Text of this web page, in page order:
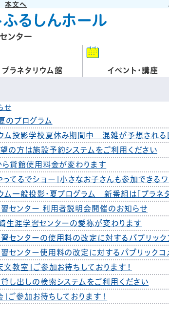
本文へ
プラネタリウム館 イベント・講座
せ
プログラム
ム投影学校夏休み期間中 混雑が予想される
の方は施設予約システムをご利用ください
貸館使用料金が変わります
ってるでショー」小さなお子さんも参加できる
ム一般投影・夏プログラム 新番組は「プラ
センター 利用者説明会開催のお知らせ
生涯学習センターの愛称が変わります
センターの使用料の改定に対するパブリック
センター使用料の改定に対するパブリックコ
文教室」ご参加お待ちしております！
し出しの検索システムをご利用ください
」ご参加お待ちしております！